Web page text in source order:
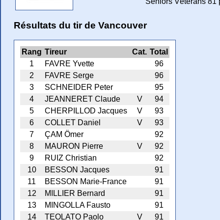
Résultats du tir de Vancouver
Rang Tireur Cat. Total
1
FAVRE Yvette
96
2
FAVRE Serge
96
3
SCHNEIDER Peter
95
4
JEANNERET Claude V
94
5
CHERPILLOD Jacques V
93
6
COLLET Daniel V
93
7
ÇAM Ömer
92
8
MAURON Pierre V
92
9
RUIZ Christian
92
10
BESSON Jacques
91
11
BESSON Marie-France
91
12
MILLIER Bernard
91
13
MINGOLLA Fausto
91
14
TEOLATO Paolo V 91